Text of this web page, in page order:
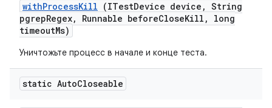
withProcessKill (ITestDevice device , String
pgrepRegex, Runnable beforeCloseKill ,
long
timeoutMs)
Уничтожьте процесс в начале и конце теста.
static AutoCloseable